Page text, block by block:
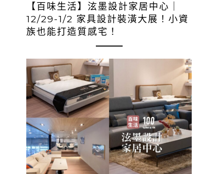
【百味生活】泫墨設計家居中心｜
12/29-1/2 家具設計裝潢大展！小資
族也能打造質感宅！